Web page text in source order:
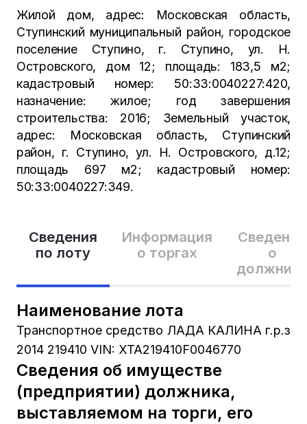
Сведения
по лоту
Информация
о торгах
Сведения
о
Наименование лота
Транспортное средство ЛАДА КАЛИНА г.р.з
2014 219410 VIN: XTA219410F0046770
Сведения об имуществе
(предприятии) должника,
выставляемом на торги, его
Жилой дом, адрес: Московская область,
Ступинский муниципальный район, городское
поселение Ступино, г. Ступино, ул. Н.
Островского, дом 12; площадь: 183,5 м2;
кадастровый номер: 50:33:0040227:420,
назначение: жилое; год завершения
строительства: 2016; Земельный участок,
адрес: Московская область, Ступинский
район, г. Ступино, ул. Н. Островского, д.12;
площадь 697 м2; кадастровый номер:
50:33:0040227:349.